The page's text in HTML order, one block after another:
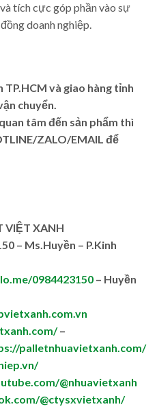
tích cực góp phần vào sự
doanh nghiệp.
và giao hàng tỉnh
chuyển.
tâm đến sản phẩm thì
ZALO/EMAIL để
VIỆT XANH
– Ms.Huyền – P.Kinh
0984423150 – Huyền
–
palletnhuavietxanh.com/
@nhuavietxanh
@ctysxvietxanh/